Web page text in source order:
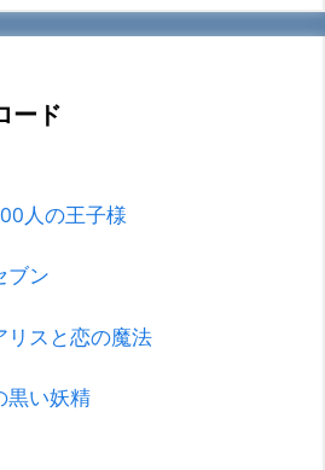
ード
人の王子様
ブン
スと恋の魔法
黒い妖精